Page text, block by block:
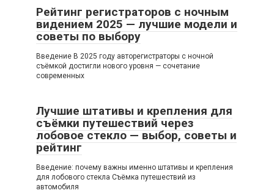
Рейтинг регистраторов с ночным
видением 2025 — лучшие модели и
советы по выбору
Введение В 2025 году авторегистраторы с ночной
съёмкой достигли нового уровня — сочетание
современных
Лучшие штативы и крепления для
съёмки путешествий через
лобовое стекло — выбор, советы и
рейтинг
Введение: почему важны именно штативы и крепления
для лобового стекла Съёмка путешествий из
автомобиля